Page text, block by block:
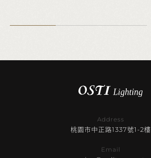
Address
桃園市中正路1337號1-2樓
Email